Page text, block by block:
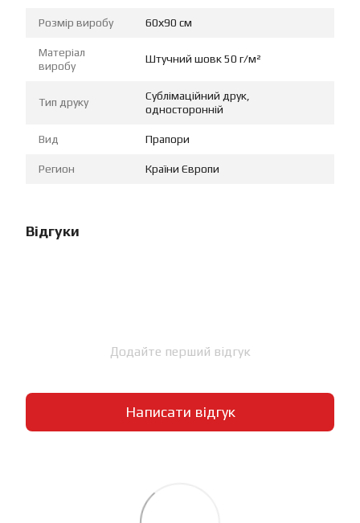
Розмір виробу 60х90 см
Матеріал
виробу
Штучний шовк 50 г/м²
Тип друку
Сублімаційний друк,
односторонній
Вид Прапори
Регион Країни Європи
Відгуки
Додайте перший відгук
Написати відгук